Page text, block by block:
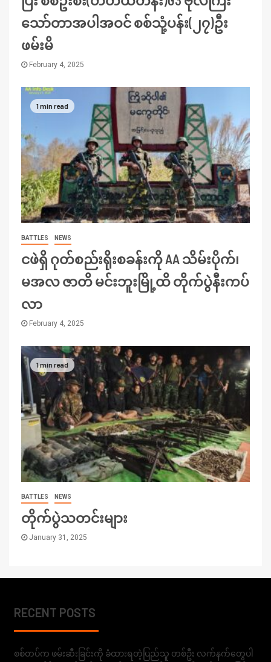
သော်တာအပါအဝင် စစ်သုံ့ပန်း(၂၇)ဦး
ဖမ်းမိ
February 4, 2025
1 min read
BATTLES NEWS
ငဖဲရှိ ဂုတ်စည်းရိုးစခန်းကို AA သိမ်းပိုက်၊
မအလ ဇာတိ မင်းဘူးမြို့ထိ တိုက်ပွဲနီးကပ်
လာ
February 4, 2025
1 min read
BATTLES NEWS
တိုက်ပွဲသတင်းများ
January 31, 2025
RECENT POSTS
စစ်တပ်က ဖမ်းဆီးခြင်းကို ခံထားရတဲ့ပြည်သူ တစ်ဦး လက်နက်တွေပါ